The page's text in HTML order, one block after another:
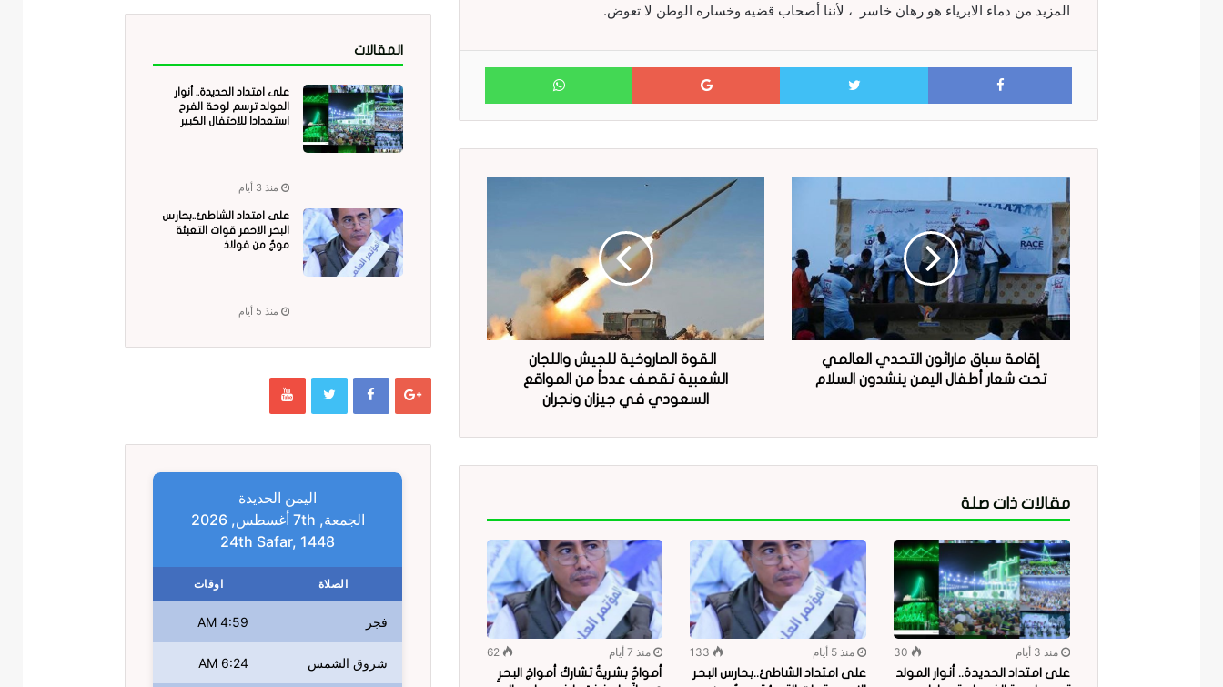
المزيد من دماء الابرياء هو رهان خاسر ، لأننا أصحاب قضيه وخساره الوطن لا تعوض.
Facebook
Twitter
Google+
WhatsApp
إقامة سباق ماراثون التحدي العالمي
تحت شعار أطفال اليمن ينشدون السلام
القوة الصاروخية للجيش واللجان
الشعبية تقصف عدداً من المواقع
السعودي في جيزان ونجران
مقالات ذات صلة
منذ 3 أيام
30
على امتداد الحديدة.. أنوار المولد
منذ 5 أيام
133
على امتداد الشاطئ..بحارس البحر
منذ 7 أيام
62
أمواجٌ بشريةٌ تشاركُ أمواجَ البحرِ
المقالات
على امتداد الحديدة.. أنوار
المولد ترسم لوحة الفرح
استعدادا للاحتفال الكبير
منذ 3 أيام
على امتداد الشاطئ..بحارس
البحر الاحمر قوات التعبئة
موجٌ من فولاذ
منذ 5 أيام
اليمن الحديدة
الجمعة, 7th أغسطس, 2026
24th Safar, 1448
الصلاة اوقات
فجر 4:59 AM
شروق الشمس 6:24 AM